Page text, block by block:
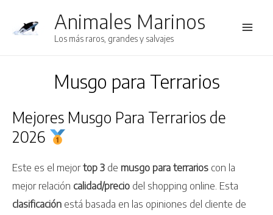
Animales Marinos
Los más raros, grandes y salvajes
Musgo para Terrarios
Mejores Musgo Para Terrarios de
2026
Este es el mejortop 3 de musgo para terrarios con la
mejor relación calidad/precio del shopping online. Esta
clasificación está basada en las opiniones del cliente de